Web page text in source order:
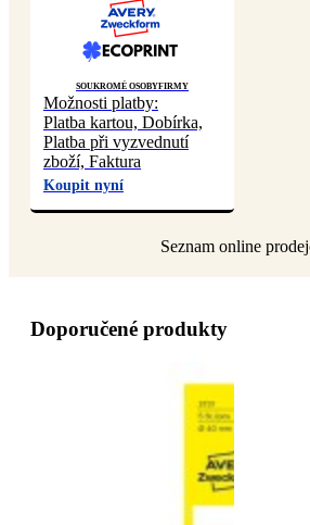
Soukromé osobyFirmy
Možnosti platby:
Platba kartou, Dobírka,
Platba při vyzvednutí
zboží, Faktura
Koupit nyní
Doporučené produkty